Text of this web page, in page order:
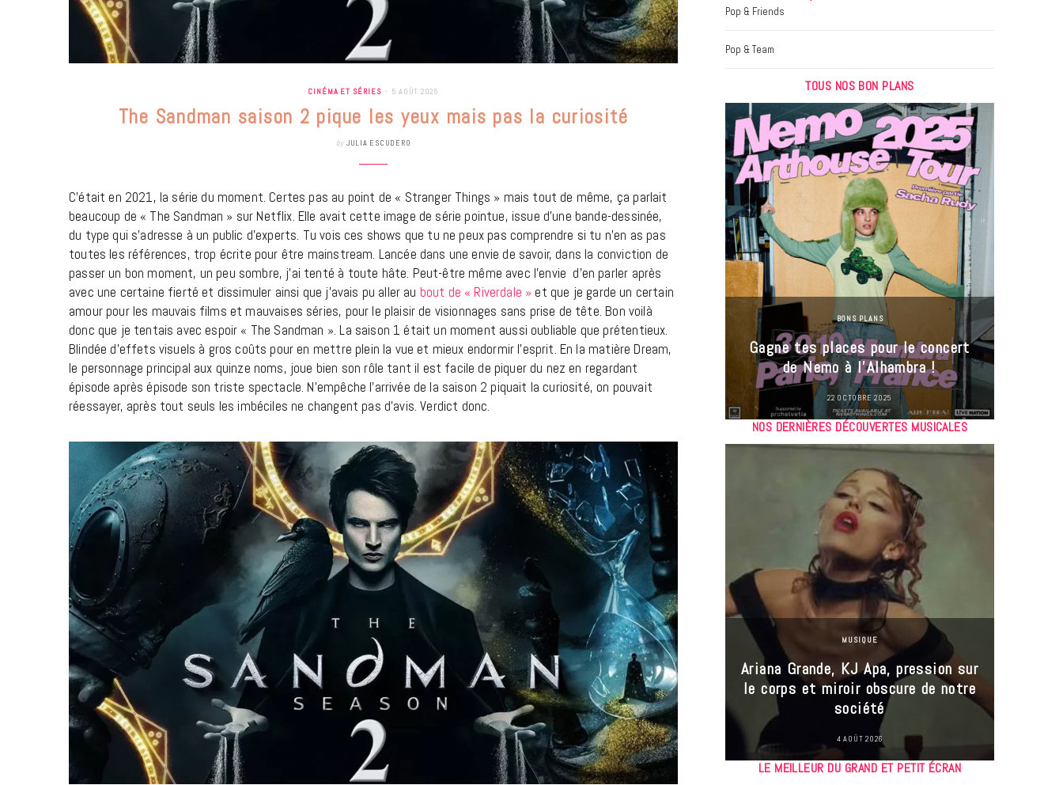
CINÉMA ET SÉRIES 5 AOÛT 2025
The Sandman saison 2 pique les yeux mais pas la curiosité
by JULIA ESCUDERO
C’était en 2021, la série du moment. Certes pas au point de « Stranger Things » mais tout de même, ça parlait
beaucoup de « The Sandman » sur Netflix. Elle avait cette image de série pointue, issue d’une bande-dessinée,
du type qui s’adresse à un public d’experts. Tu vois ces shows que tu ne peux pas comprendre si tu n’en as pas
toutes les références, trop écrite pour être mainstream. Lancée dans une envie de savoir, dans la conviction de
passer un bon moment, un peu sombre, j’ai tenté à toute hâte. Peut-être même avec l’envie d’en parler après
avec une certaine fierté et dissimuler ainsi que j’avais pu aller au bout de « Riverdale » et que je garde un certain
amour pour les mauvais films et mauvaises séries, pour le plaisir de visionnages sans prise de tête. Bon voilà
donc que je tentais avec espoir « The Sandman ». La saison 1 était un moment aussi oubliable que prétentieux.
Blindée d’effets visuels à gros coûts pour en mettre plein la vue et mieux endormir l’esprit. En la matière Dream,
le personnage principal aux quinze noms, joue bien son rôle tant il est facile de piquer du nez en regardant
épisode après épisode son triste spectacle. N’empêche l’arrivée de la saison 2 piquait la curiosité, on pouvait
réessayer, après tout seuls les imbéciles ne changent pas d’avis. Verdict donc.
Pop & Friends
Pop & Team
TOUS NOS BON PLANS
BONS PLANS
Les Eclatantes : une soirée entre
concerts, expos, kart, aéroplume…
à la Cité des Sciences
14 DÉCEMBRE 2022
BONS PLANS
Gagne tes places pour le concert
de Nemo à l’Alhambra !
22 OCTOBRE 2025
NOS DERNIÈRES DÉCOUVERTES MUSICALES
MUSIQUE
Cage The Elephant, l’ivoire du rock
dévoile « Beaches In Tennessee »
18 JUILLET 2026
MUSIQUE
Ariana Grande, KJ Apa, pression sur
le corps et miroir obscure de notre
société
4 AOÛT 2026
LE MEILLEUR DU GRAND ET PETIT ÉCRAN